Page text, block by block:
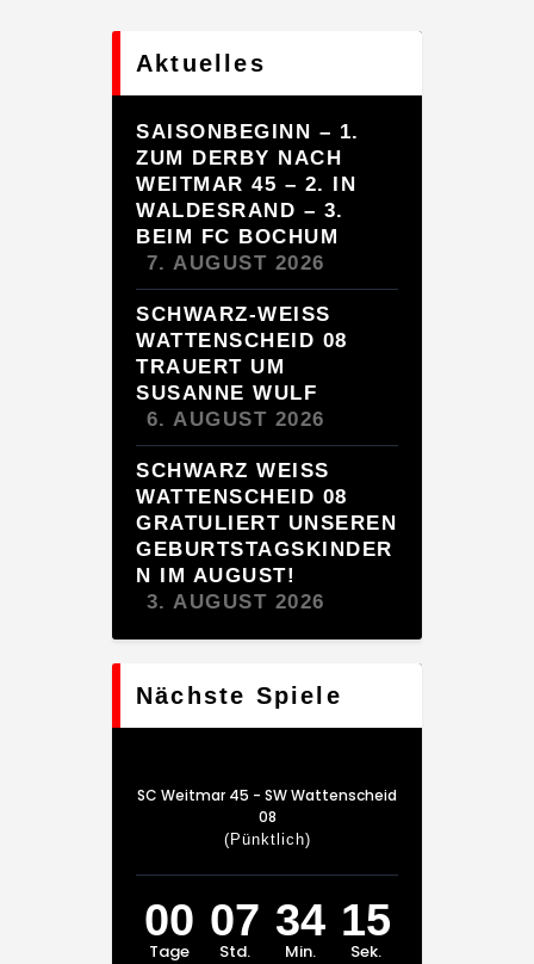
Aktuelles
SAISONBEGINN – 1.
ZUM DERBY NACH
WEITMAR 45 – 2. IN
WALDESRAND – 3.
BEIM FC BOCHUM
7. AUGUST 2026
SCHWARZ-WEISS
WATTENSCHEID 08
TRAUERT UM
SUSANNE WULF
6. AUGUST 2026
SCHWARZ WEISS W
ATTENSCHEID 08 G
RATULIERT UNSEREN G
EBURTSTAGSKINDERN
IM AUGUST!
3. AUGUST 2026
Nächste Spiele
SC Weitmar 45 - SW Wattenscheid
08
(Pünktlich)
00
Tage
07
Std.
34
Min.
15
Sek.